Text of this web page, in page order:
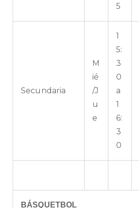
5
Secundaria
M
ié
/J
u
e
1
5:
3
0
a
1
6:
3
0
BÁSQUETBOL